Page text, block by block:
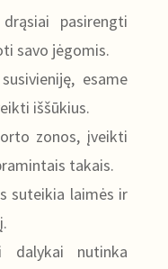
pasirengti
savo jėgomis.
esame
iššūkius.
zonos, įveikti
takais.
suteikia laimės ir
dalykai nutinka